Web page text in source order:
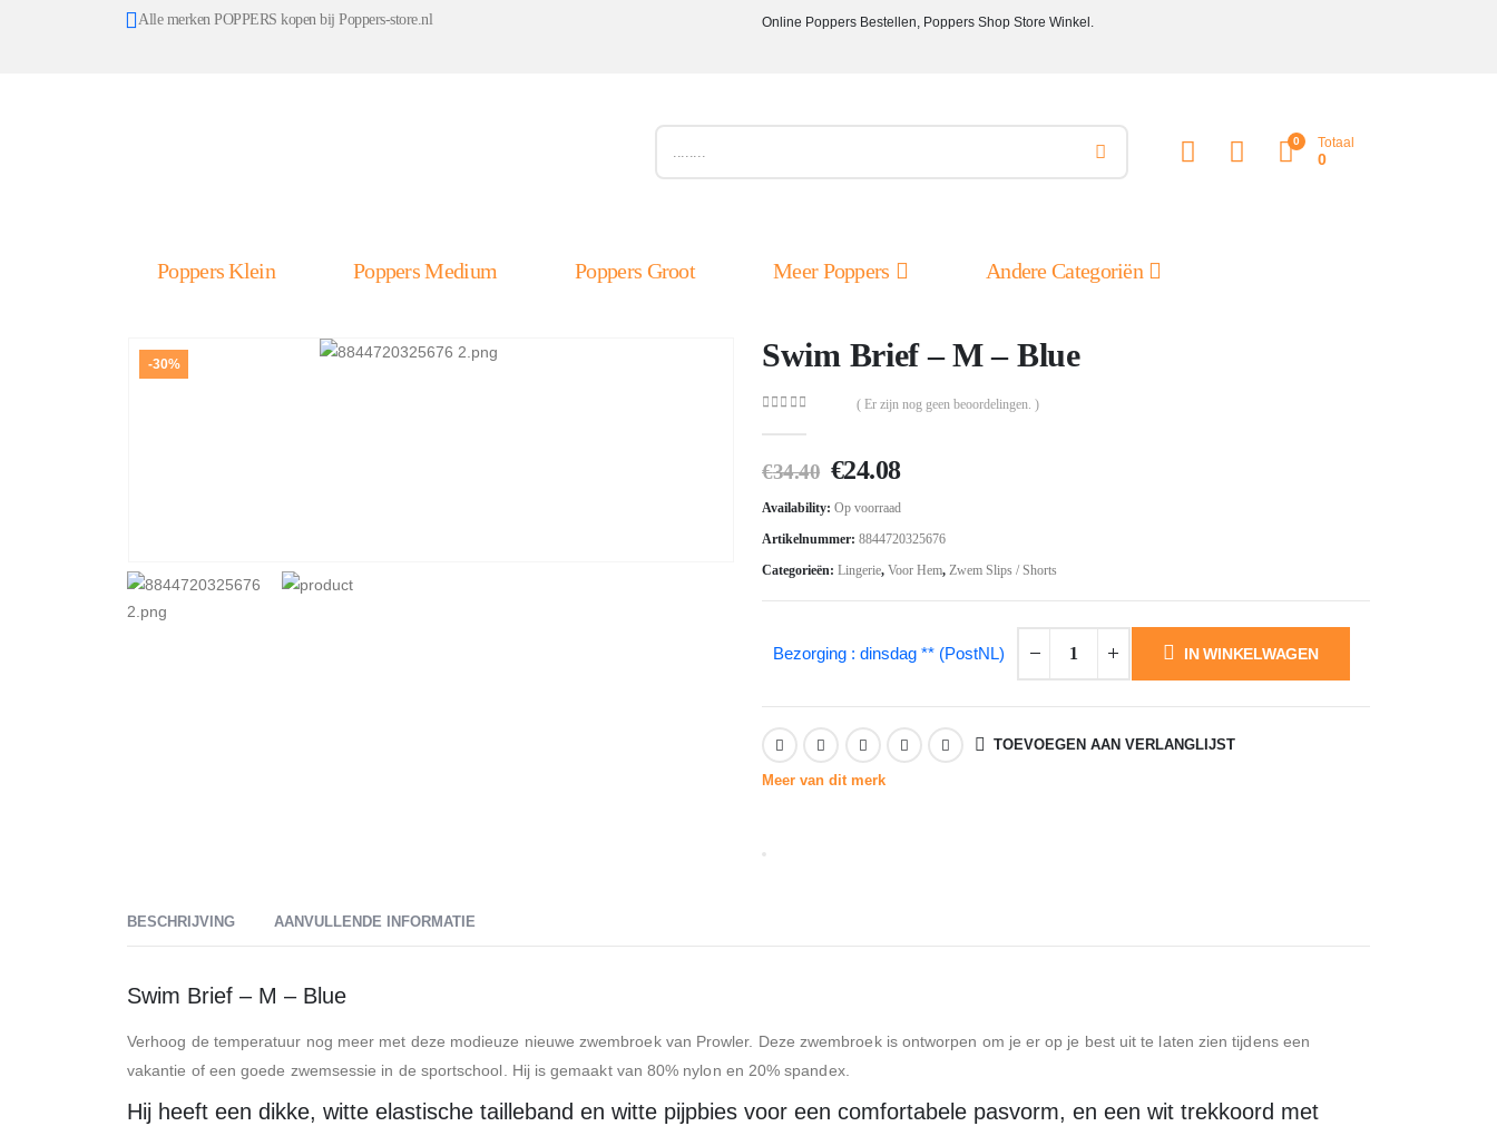
Alle merken POPPERS kopen bij Poppers-store.nl Online Poppers Bestellen, Poppers Shop Store Winkel.
0 Totaal
0
Poppers Klein Poppers Medium Poppers Groot Meer Poppers Andere Categoriën
-30% Swim Brief – M – Blue
( Er zijn nog geen beoordelingen. )
€34.40 Oorspronkelijke
prijs
was:
€34.40.
€24.08Huidige
prijs
is:
€24.08.
Availability: Op voorraad
Artikelnummer: 8844720325676
Categorieën: Lingerie, Voor Hem, Zwem Slips / Shorts
Bezorging : dinsdag ** (PostNL) IN WINKELWAGEN
TOEVOEGEN AAN VERLANGLIJST
Meer van dit merk
BESCHRIJVING AANVULLENDE INFORMATIE
Swim Brief – M – Blue
Verhoog de temperatuur nog meer met deze modieuze nieuwe zwembroek van Prowler. Deze zwembroek is ontworpen om je er op je best uit te laten zien tijdens een
vakantie of een goede zwemsessie in de sportschool. Hij is gemaakt van 80% nylon en 20% spandex.
Hij heeft een dikke, witte elastische tailleband en witte pijpbies voor een comfortabele pasvorm, en een wit trekkoord met